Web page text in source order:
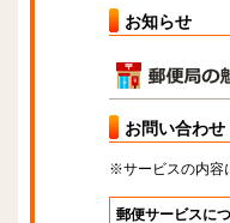
お知らせ
お問い合わせ
※サービスの内容
郵便サービスに